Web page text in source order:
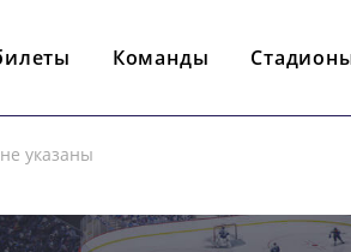
Команды
указаны